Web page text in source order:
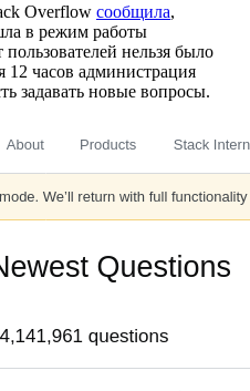
Overflow сообщила,
в режим работы
нельзя было
12 часов администрация
задавать новые вопросы.